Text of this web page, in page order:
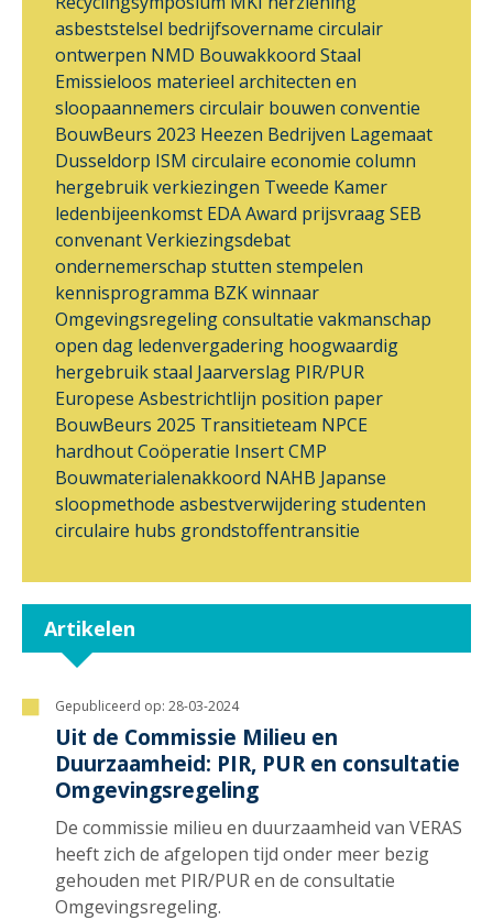
asbeststelsel bedrijfsovername circulair
ontwerpen NMD Bouwakkoord Staal
Emissieloos materieel architecten en
sloopaannemers circulair bouwen conventie
BouwBeurs 2023 Heezen Bedrijven Lagemaat
Dusseldorp ISM circulaire economie column
hergebruikverkiezingen Tweede Kamer
ledenbijeenkomst EDA Award prijsvraagSEB
convenantVerkiezingsdebat
ondernemerschap stutten stempelen
kennisprogramma BZKwinnaar
Omgevingsregelingconsultatie vakmanschap
open dag ledenvergadering hoogwaardig
hergebruikstaal Jaarverslag PIR/PUR
Europese Asbestrichtlijn position paper
BouwBeurs 2025 Transitieteam NPCE
hardhoutCoöperatie InsertCMP
Bouwmaterialenakkoord NAHB Japanse
sloopmethode asbestverwijderingstudenten
circulaire hubs grondstoffentransitie
Artikelen
Gepubliceerd op: 28-03-2024
Uit de Commissie Milieu en
Duurzaamheid: PIR, PUR en consultatie
Omgevingsregeling
De commissie milieu en duurzaamheid van VERAS
heeft zich de afgelopen tijd onder meer bezig
gehouden met PIR/PUR en de consultatie
Omgevingsregeling.